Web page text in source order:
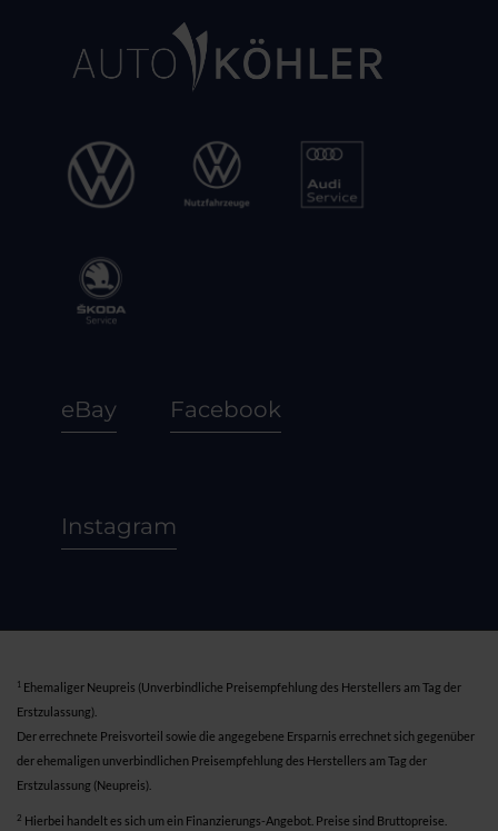
eBay Facebook
Instagram
1
Ehemaliger Neupreis (Unverbindliche Preisempfehlung des Herstellers am Tag der
Erstzulassung).
Der errechnete Preisvorteil sowie die angegebene Ersparnis errechnet sich gegenüber
der ehemaligen unverbindlichen Preisempfehlung des Herstellers am Tag der
Erstzulassung (Neupreis).
2 Hierbei handelt es sich um ein Finanzierungs-Angebot. Preise sind Bruttopreise.